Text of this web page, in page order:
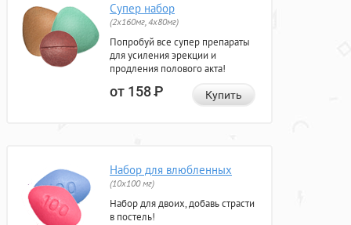
Супер набор
(2х160мг, 4х80мг)
Попробуй все супер препараты
для усиления эрекции и
продления полового акта!
от 158Р Купить
Набор для влюбленных
(10х100 мг)
Набор для двоих, добавь страсти
в постель!